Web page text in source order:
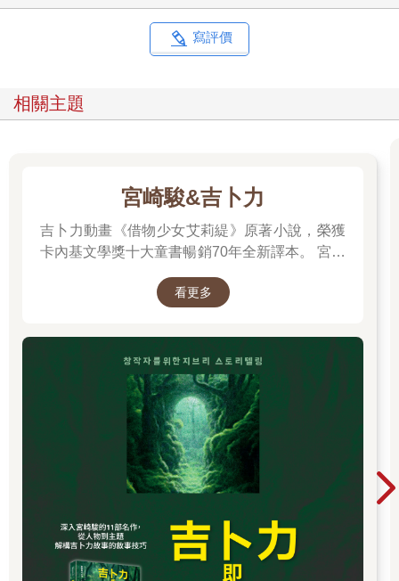
寫評價
相關主題
宮崎駿&吉卜力
吉卜力動畫《借物少女艾莉緹》原著小說，榮獲
卡內基文學獎十大童書暢銷70年全新譯本。 宮崎
樣，過著不穩定的生活……我們是借住在這個世
看更多